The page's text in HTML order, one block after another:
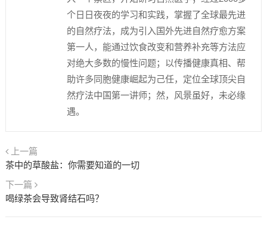
个日日夜夜的学习和实践，掌握了全球最先进
的自然疗法，成为引入国外先进自然疗愈方案
第一人，能通过饮食改变和营养补充等方法应
对绝大多数的慢性问题；以传播健康真相、帮
助许多同胞健康崛起为己任，定位全球顶尖自
然疗法中国第一讲师；然，风景虽好，未必缘
遇。
上一篇
茶中的草酸盐：你需要知道的一切
下一篇
喝绿茶会导致肾结石吗？